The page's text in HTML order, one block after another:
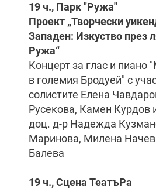
19 ч., Парк "Ружа"
Проект „Творчески
Западен: Изкуство през
Ружа“
Концерт за глас и пиано
в големия Бродуей" с
солистите Елена
Русекова, Камен Курдов
доц. д-р Надежда
Маринова, Милена
Балева
19 ч., Сцена ТеатъРа